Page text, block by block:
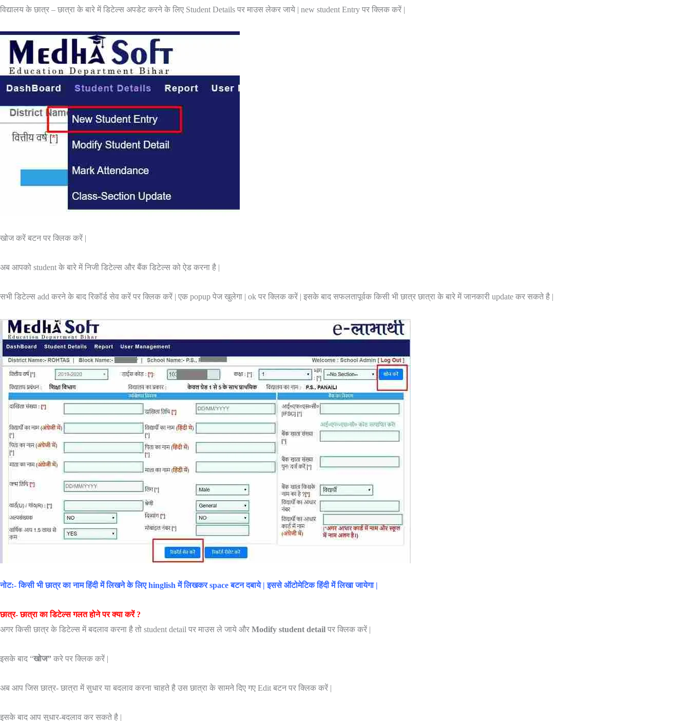
विद्यालय के छात्र – छात्रा के बारे में डिटेल्स अपडेट करने के लिए Student Details पर माउस लेकर जाये | new student Entry पर क्लिक करें |
खोज करें बटन पर क्लिक करें |
अब आपको student के बारे में निजी डिटेल्स और बैंक डिटेल्स को ऐड करना है |
सभी डिटेल्स add करने के बाद रिकॉर्ड सेव करें पर क्लिक करें | एक popup पेज खुलेगा | ok पर क्लिक करें | इसके बाद सफलतापूर्वक किसी भी छात्र छात्रा के बारे में जानकारी update कर सकते है |
नोट:- किसी भी छात्र का नाम हिंदी में लिखने के लिए hinglish में लिखकर space बटन दबाये | इससे ऑटोमेटिक हिंदी में लिखा जायेगा |
छात्र- छात्रा का डिटेल्स गलत होने पर क्या करें ?
अगर किसी छात्र के डिटेल्स में बदलाव करना है तो student detail पर माउस ले जाये और Modify student detail पर क्लिक करें |
इसके बाद “खोज” करे पर क्लिक करें |
अब आप जिस छात्र- छात्रा में सुधार या बदलाव करना चाहते है उस छात्रा के सामने दिए गए Edit बटन पर क्लिक करें |
इसके बाद आप सुधार-बदलाव कर सकते है |